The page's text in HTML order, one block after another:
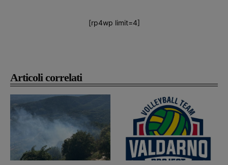
Articoli correlati
[rp4wp limit=4]